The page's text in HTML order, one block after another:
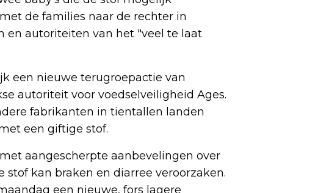
de families naar de rechter in
en autoriteiten van het "veel te laat
een nieuwe terugroepactie van
autoriteit voor voedselveiligheid Ages.
fabrikanten in tientallen landen
een giftige stof.
aangescherpte aanbevelingen over
kan braken en diarree veroorzaken.
een nieuwe, fors lagere